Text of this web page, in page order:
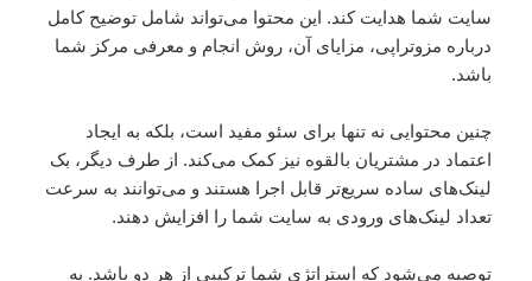
سایت شما هدایت کند. این محتوا می‌تواند شامل توضیح کامل
درباره مزوتراپی، مزایای آن، روش انجام و معرفی مرکز شما
باشد.
چنین محتوایی نه تنها برای سئو مفید است، بلکه به ایجاد
اعتماد در مشتریان بالقوه نیز کمک می‌کند. از طرف دیگر، بک
لینک‌های ساده سریع‌تر قابل اجرا هستند و می‌توانند به سرعت
تعداد لینک‌های ورودی به سایت شما را افزایش دهند.
توصیه می‌شود که استراتژی شما ترکیبی از هر دو باشد. به